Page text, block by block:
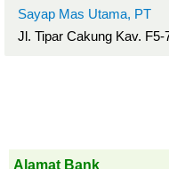
Sayap Mas Utama, PT
Jl. Tipar Cakung Kav.
Alamat Bank